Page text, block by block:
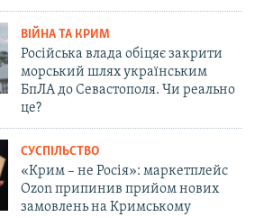
ВІЙНА ТА КРИМ
Російська влада обіцяє закрити
морський шлях українським
БпЛА до Севастополя. Чи реально
це?
СУСПІЛЬСТВО
«Крим – не Росія»: маркетплейс
Ozon припинив прийом нових
замовлень на Кримському